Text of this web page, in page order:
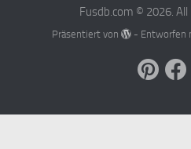
Fusdb.com © 2026.
Präsentiert von - Entworfen